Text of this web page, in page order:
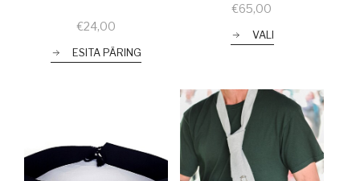
€24,00
ESITA PÄRING
€65,00
VALI